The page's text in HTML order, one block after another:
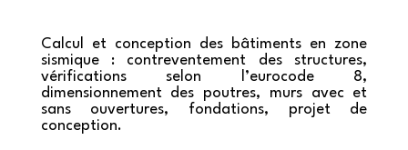
Calcul et conception des bâtiments en zone
sismique : contreventement des structures,
vérifications selon l’eurocode 8,
dimensionnement des poutres, murs avec et
sans ouvertures, fondations, projet de
conception.